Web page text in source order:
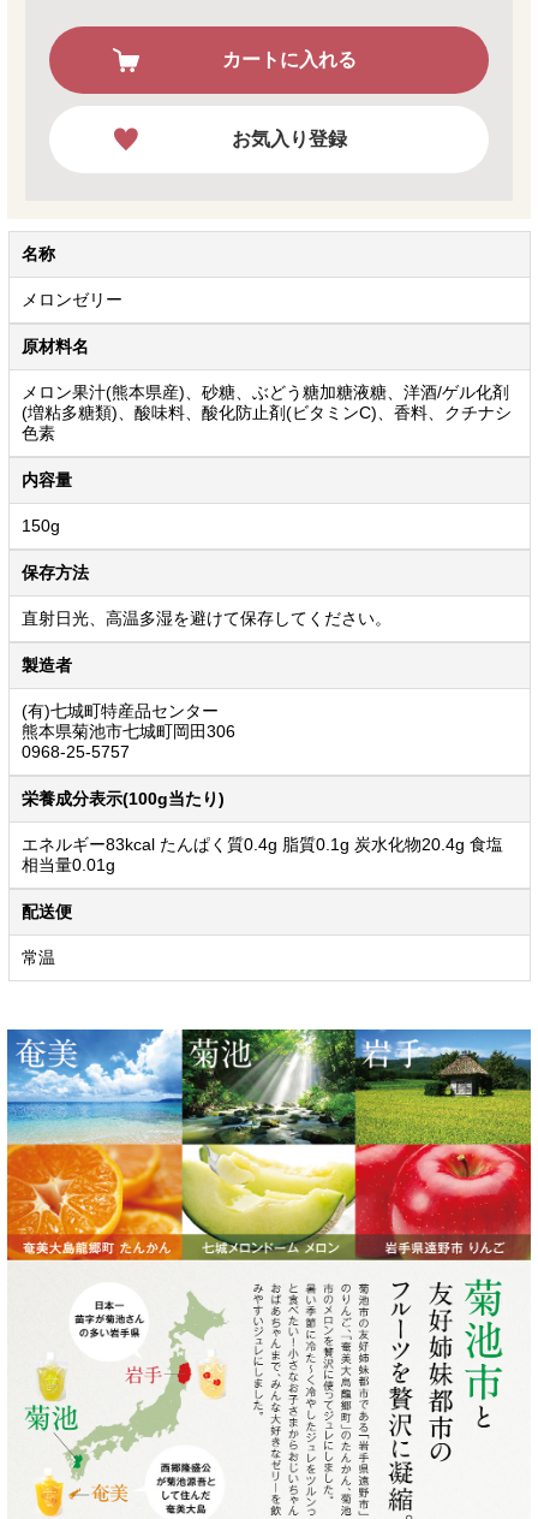
カートに入れる
お気入り登録
名称
メロンゼリー
原材料名
メロン果汁(熊本県産)、砂糖、ぶどう糖加糖液糖、洋酒/ゲル化剤
(増粘多糖類)、酸味料、酸化防止剤(ビタミンC)、香料、クチナシ
色素
内容量
150g
保存方法
直射日光、高温多湿を避けて保存してください。
製造者
(有)七城町特産品センター
熊本県菊池市七城町岡田306
0968-25-5757
栄養成分表示(100g当たり)
エネルギー83kcal たんぱく質0.4g 脂質0.1g 炭水化物20.4g 食塩
相当量0.01g
配送便
常温